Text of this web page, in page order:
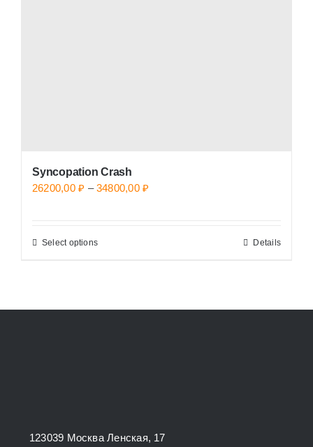
Syncopation Crash
26200,00₽ – 34800,00 ₽
Select optionsThis
on
Details
123039 Москва Ленская, 17